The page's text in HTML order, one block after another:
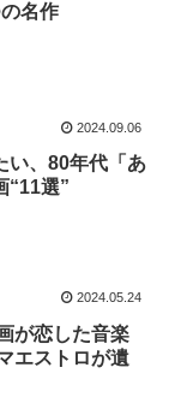
名作
2024.09.06
い、80年代「あ
“11選”
2024.05.24
が恋した音楽
エストロが遺